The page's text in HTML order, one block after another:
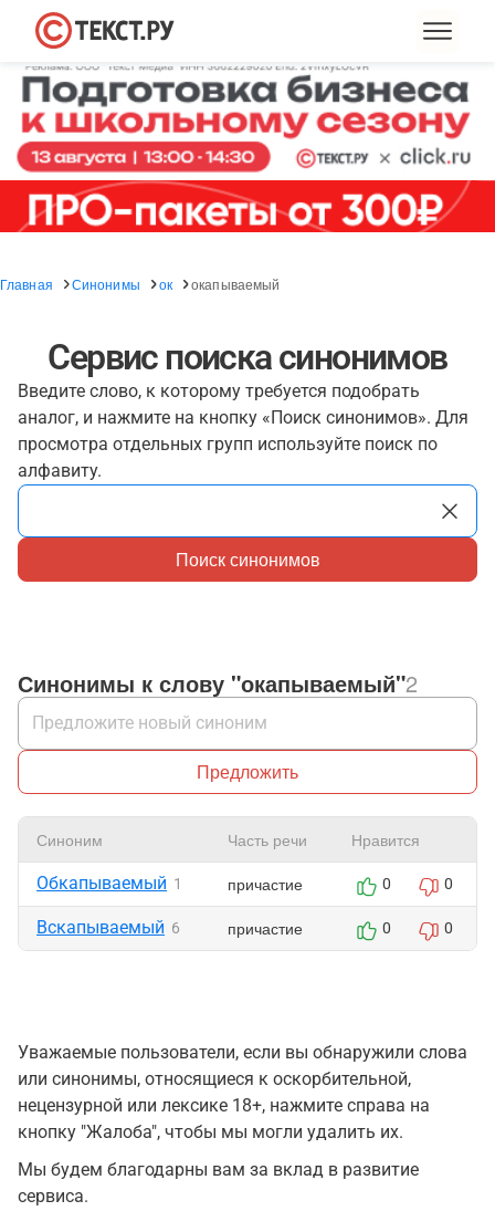
Главная Синонимы ок окапываемый
Сервис поиска синонимов
Введите слово, к которому требуется подобрать
аналог, и нажмите на кнопку «Поиск синонимов». Для
просмотра отдельных групп используйте поиск по
алфавиту.
Поиск синонимов
Синонимы к слову "окапываемый"2
Предложить
Синоним Часть речи Нравится
Обкапываемый 1 причастие 0 0
Вскапываемый 6 причастие 0 0
Уважаемые пользователи, если вы обнаружили слова
или синонимы, относящиеся к оскорбительной,
нецензурной или лексике 18+, нажмите справа на
кнопку "Жалоба", чтобы мы могли удалить их.
Мы будем благодарны вам за вклад в развитие
сервиса.